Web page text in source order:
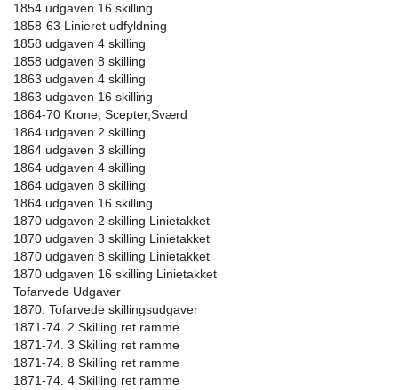
1854 udgaven 16 skilling
1858-63 Linieret udfyldning
1858 udgaven 4 skilling
1858 udgaven 8 skilling
1863 udgaven 4 skilling
1863 udgaven 16 skilling
1864-70 Krone, Scepter,Sværd
1864 udgaven 2 skilling
1864 udgaven 3 skilling
1864 udgaven 4 skilling
1864 udgaven 8 skilling
1864 udgaven 16 skilling
1870 udgaven 2 skilling Linietakket
1870 udgaven 3 skilling Linietakket
1870 udgaven 8 skilling Linietakket
1870 udgaven 16 skilling Linietakket
Tofarvede Udgaver
1870. Tofarvede skillingsudgaver
1871-74. 2 Skilling ret ramme
1871-74. 3 Skilling ret ramme
1871-74. 8 Skilling ret ramme
1871-74. 4 Skilling ret ramme